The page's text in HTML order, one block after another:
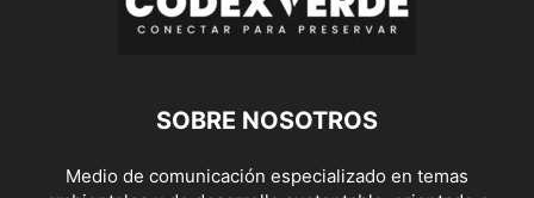
SOBRE NOSOTROS
Medio de comunicación especializado en temas